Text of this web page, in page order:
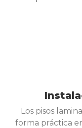
Los pisos
forma práctica